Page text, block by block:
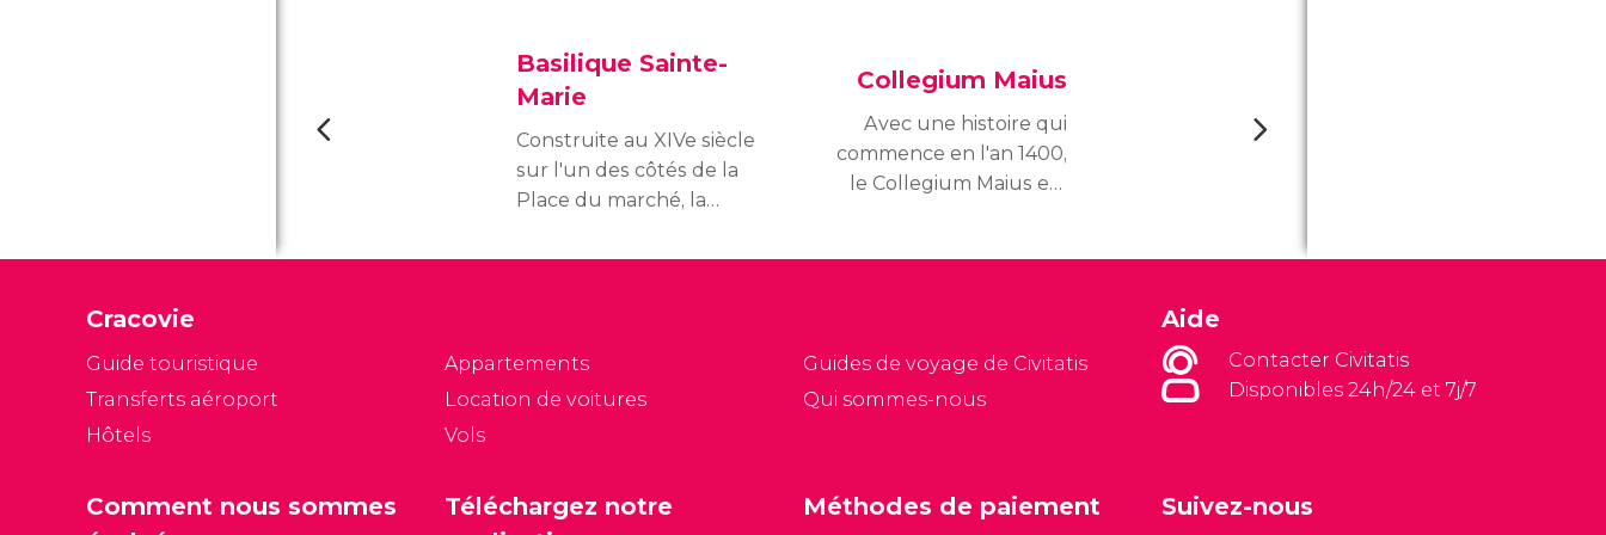
Basilique Sainte-
Marie
Construite au XIVe siècle
sur l'un des côtés de la
Place du marché, la
(Kościoł Mariacki) est un
importants et les plus
Collegium Maius
Avec une histoire qui
commence en l'an 1400,
le Collegium Maius est
d'accueillir Nicolas
Copernic.
Cracovie
Guide touristique
Transferts aéroport
Hôtels
Appartements
Location de voitures
Vols
Guides de voyage de Civitatis
Qui sommes-nous
Aide
Contacter Civitatis
Disponibles 24h/24 et 7j/7
Comment nous sommes
Suivez-nous
Téléchargez notre
Méthodes de paiement